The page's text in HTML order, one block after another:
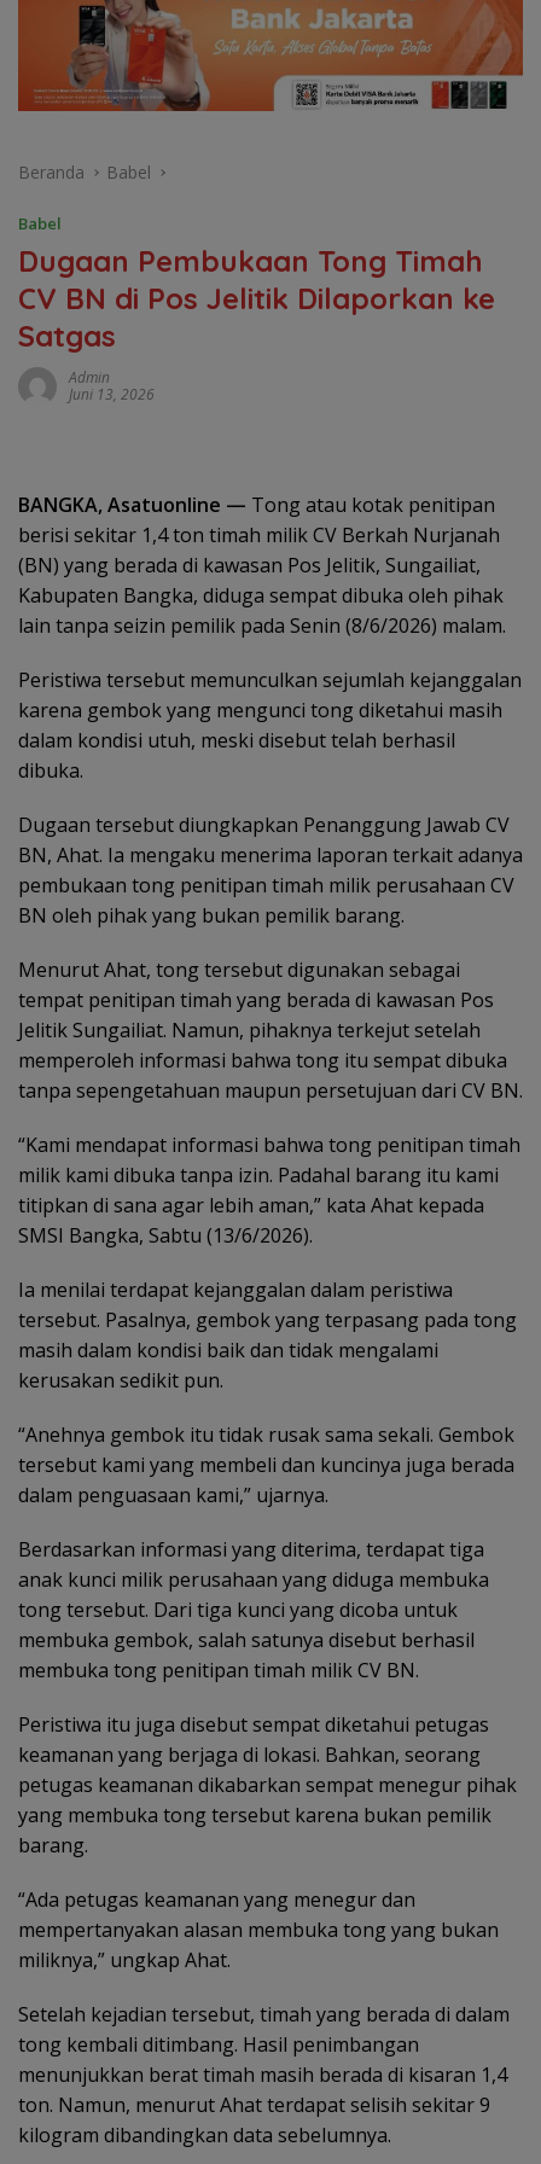
Beranda Babel
Babel
Dugaan Pembukaan Tong Timah
CV BN di Pos Jelitik Dilaporkan ke
Satgas
Admin
Juni 13, 2026
BANGKA, Asatuonline — Tong atau kotak penitipan
berisi sekitar 1,4 ton timah milik CV Berkah Nurjanah
(BN) yang berada di kawasan Pos Jelitik, Sungailiat,
Kabupaten Bangka, diduga sempat dibuka oleh pihak
lain tanpa seizin pemilik pada Senin (8/6/2026) malam.
Peristiwa tersebut memunculkan sejumlah kejanggalan
karena gembok yang mengunci tong diketahui masih
dalam kondisi utuh, meski disebut telah berhasil
dibuka.
Dugaan tersebut diungkapkan Penanggung Jawab CV
BN, Ahat. Ia mengaku menerima laporan terkait adanya
pembukaan tong penitipan timah milik perusahaan CV
BN oleh pihak yang bukan pemilik barang.
Menurut Ahat, tong tersebut digunakan sebagai
tempat penitipan timah yang berada di kawasan Pos
Jelitik Sungailiat. Namun, pihaknya terkejut setelah
memperoleh informasi bahwa tong itu sempat dibuka
tanpa sepengetahuan maupun persetujuan dari CV BN.
“Kami mendapat informasi bahwa tong penitipan timah
milik kami dibuka tanpa izin. Padahal barang itu kami
titipkan di sana agar lebih aman,” kata Ahat kepada
SMSI Bangka, Sabtu (13/6/2026).
Ia menilai terdapat kejanggalan dalam peristiwa
tersebut. Pasalnya, gembok yang terpasang pada tong
masih dalam kondisi baik dan tidak mengalami
kerusakan sedikit pun.
“Anehnya gembok itu tidak rusak sama sekali. Gembok
tersebut kami yang membeli dan kuncinya juga berada
dalam penguasaan kami,” ujarnya.
Berdasarkan informasi yang diterima, terdapat tiga
anak kunci milik perusahaan yang diduga membuka
tong tersebut. Dari tiga kunci yang dicoba untuk
membuka gembok, salah satunya disebut berhasil
membuka tong penitipan timah milik CV BN.
Peristiwa itu juga disebut sempat diketahui petugas
keamanan yang berjaga di lokasi. Bahkan, seorang
petugas keamanan dikabarkan sempat menegur pihak
yang membuka tong tersebut karena bukan pemilik
barang.
“Ada petugas keamanan yang menegur dan
mempertanyakan alasan membuka tong yang bukan
miliknya,” ungkap Ahat.
Setelah kejadian tersebut, timah yang berada di dalam
tong kembali ditimbang. Hasil penimbangan
menunjukkan berat timah masih berada di kisaran 1,4
ton. Namun, menurut Ahat terdapat selisih sekitar 9
kilogram dibandingkan data sebelumnya.